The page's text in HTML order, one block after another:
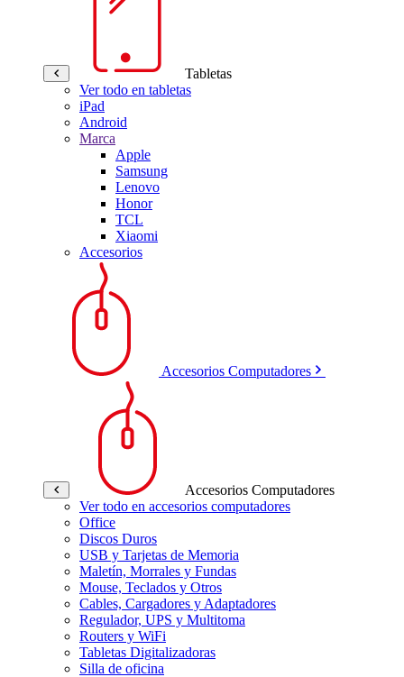
Tabletas
Ver todo en tabletas
iPad
Android
Marca
Apple
Samsung
Lenovo
Honor
TCL
Xiaomi
Accesorios
Accesorios Computadores
Accesorios Computadores
Ver todo en accesorios computadores
Office
Discos Duros
USB y Tarjetas de Memoria
Maletín, Morrales y Fundas
Mouse, Teclados y Otros
Cables, Cargadores y Adaptadores
Regulador, UPS y Multitoma
Routers y WiFi
Tabletas Digitalizadoras
Silla de oficina